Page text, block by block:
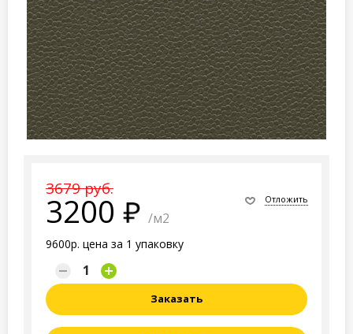
3679 руб.
3200 /м2
9600р. цена за 1 упаковку
Отложить
Заказать